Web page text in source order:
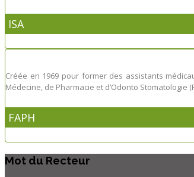
ISA
Créée en 1969 pour former des assistants
Médecine, de Pharmacie et d’Odonto Stomatologie
FAPH
Mot du Recteur